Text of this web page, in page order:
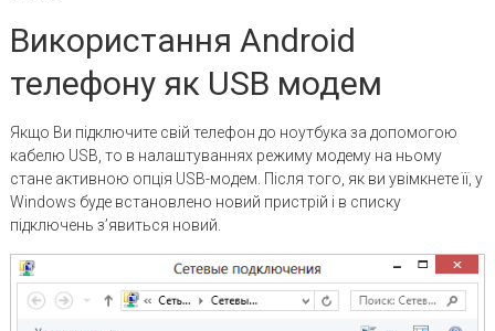
Використання Android
телефону як USB модем
Якщо Ви підключите свій телефон до ноутбука за допомогою
кабелю USB, то в налаштуваннях режиму модему на ньому
стане активною опція USB-модем. Після того, як ви увімкнете її, у
Windows буде встановлено новий пристрій і в списку
підключень з’явиться новий.